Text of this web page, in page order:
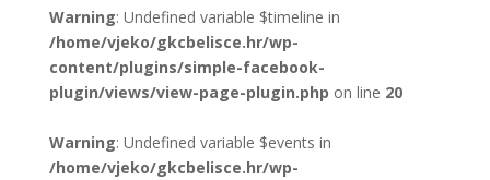
Warning: Undefined variable $timeline in
/home/vjeko/gkcbelisce.hr/wp-
content/plugins/simple-facebook-
plugin/views/view-page-plugin.php on line 20
Warning: Undefined variable $events in
/home/vjeko/gkcbelisce.hr/wp-